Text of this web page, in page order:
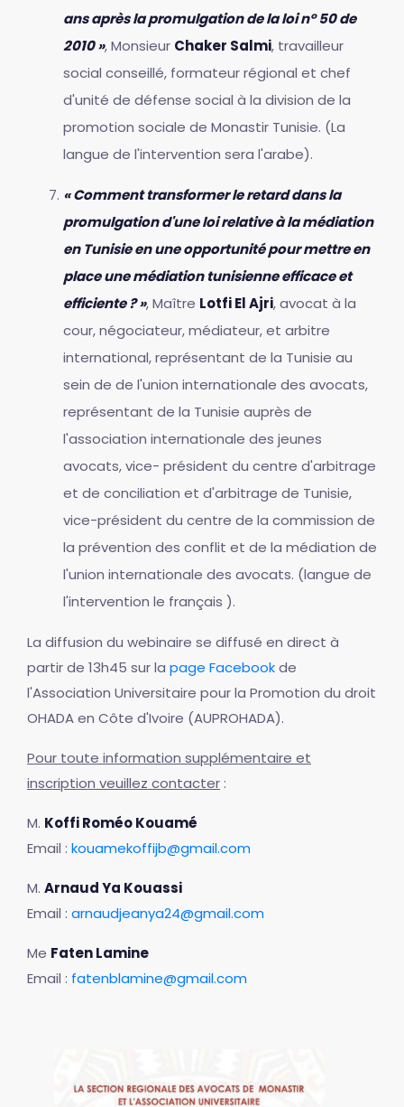
ans après la promulgation de la loi n° 50 de
2010 », Monsieur Chaker Salmi, travailleur
social conseillé, formateur régional et chef
d'unité de défense social à la division de la
promotion sociale de Monastir Tunisie. (La
langue de l'intervention sera l'arabe).
« Comment transformer le retard dans la
promulgation d'une loi relative à la médiation
en Tunisie en une opportunité pour mettre en
place une médiation tunisienne efficace et
efficiente ? », Maître Lotfi El Ajri, avocat à la
cour, négociateur, médiateur, et arbitre
international, représentant de la Tunisie au
sein de de l'union internationale des avocats,
représentant de la Tunisie auprès de
l'association internationale des jeunes
avocats, vice- président du centre d'arbitrage
et de conciliation et d'arbitrage de Tunisie,
vice-président du centre de la commission de
la prévention des conflit et de la médiation de
l'union internationale des avocats. (langue de
l'intervention le français ).
La diffusion du webinaire se diffusé en direct à
partir de 13h45 sur la page Facebookde
l'Association Universitaire pour la Promotion du droit
OHADA en Côte d'Ivoire (AUPROHADA).
Pour toute information supplémentaire et
inscription veuillez contacter :
M. Koffi Roméo Kouamé
Email : kouamekoffijb@gmail.com
M. Arnaud Ya Kouassi
Email : arnaudjeanya24@gmail.com
Me Faten Lamine
Email : fatenblamine@gmail.com